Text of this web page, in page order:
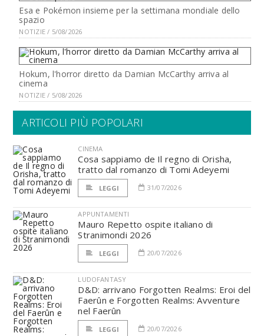
Esa e Pokémon insieme per la settimana mondiale dello
spazio
NOTIZIE / 5/08/2026
Hokum, l'horror diretto da Damian McCarthy arriva al
cinema
NOTIZIE / 5/08/2026
ARTICOLI PIÙ POPOLARI
CINEMA
Cosa sappiamo de Il regno di Orisha,
tratto dal romanzo di Tomi Adeyemi
LEGGI 31/07/2026
APPUNTAMENTI
Mauro Repetto ospite italiano di
Stranimondi 2026
LEGGI 20/07/2026
LUDOFANTASY
D&D: arrivano Forgotten Realms: Eroi del
Faerûn e Forgotten Realms: Avventure
nel Faerûn
LEGGI 20/07/2026